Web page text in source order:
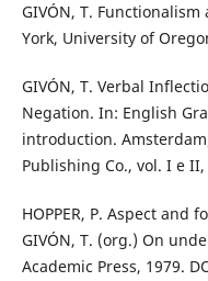
GIVÓN, T.
York, University of
GIVÓN, T. Verbal
Negation. In: English
introduction.
Publishing Co., vol. I e II,
HOPPER, P. Aspect
GIVÓN, T. (org.) On
Academic Press, 1979.